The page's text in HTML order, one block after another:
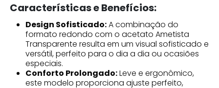
Características e Benefícios:
Design Sofisticado:A combinação do
formato redondo com o acetato Ametista
Transparente resulta em um visual sofisticado e
versátil, perfeito para o dia a dia ou ocasiões
especiais.
Conforto Prolongado:Leve e ergonômico,
este modelo proporciona ajuste perfeito,